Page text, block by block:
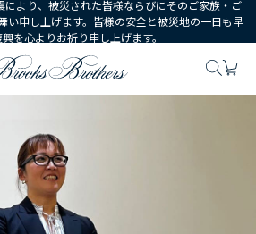
により、被災された皆様ならびにそのご家族・ご
い申し上げます。皆様の安全と被災地の一日も早
を心よりお祈り申し上げます。
コーディネート詳細